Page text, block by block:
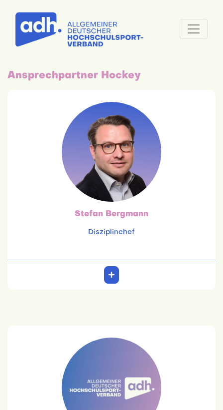
Ansprechpartner Hockey
Stefan Bergmann
Disziplinchef
Stefan Bergmann
hauptamtlich
0163 8810326
dc-hockey@adh.de
Lennard Leist
leistlennard@gmail.com